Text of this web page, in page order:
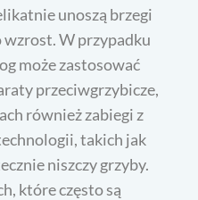
unoszą brzegi
wzrost. W przypadku
może zastosować
przeciwgrzybicze,
również zabiegi z
takich jak
niszczy grzyby.
które często są